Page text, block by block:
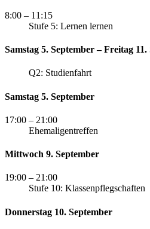
8:00 – 11:15
Stufe 5: Lernen lernen
Samstag 5. September – Freitag 11.
Q2: Studienfahrt
Samstag 5. September
17:00 – 21:00
Ehemaligentreffen
Mittwoch 9. September
19:00 – 21:00
Stufe 10: Klassenpflegschaften
Donnerstag 10. September